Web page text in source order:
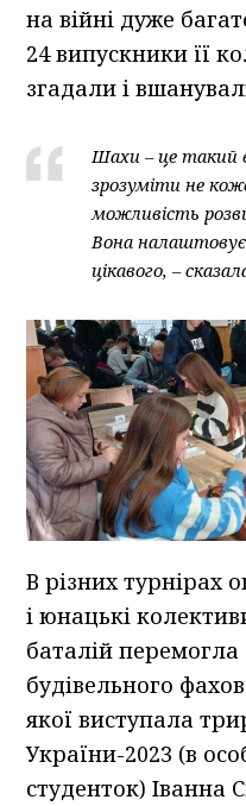
на війні дуже
24 випускники її
згадали і
Шахи – це такий
зрозуміти не
можливість
Вона налаштовує
цікавого, –
В різних турнірах
і юнацькі
баталій перемогла
будівельного
якої виступала
України-2023 (в
студенток) Іванна